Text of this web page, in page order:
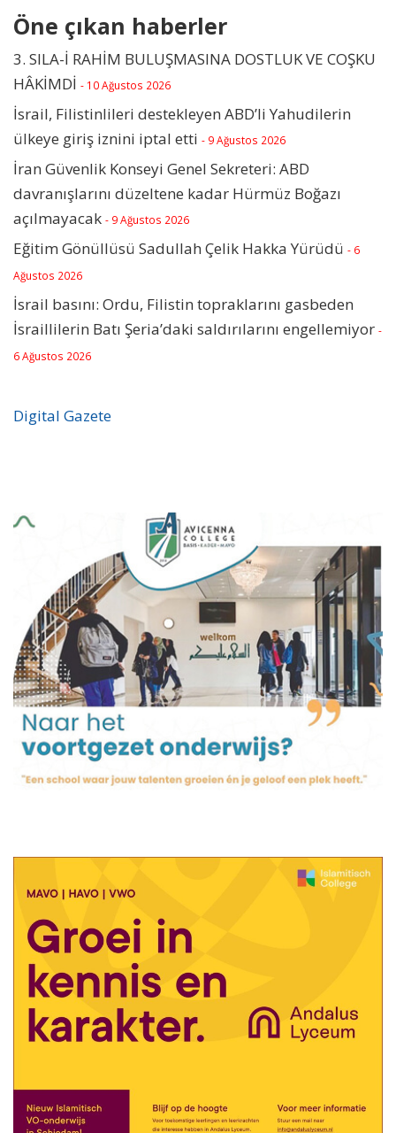
Öne çıkan haberler
3. SILA-İ RAHİM BULUŞMASINA DOSTLUK VE COŞKU
HÂKİMDİ - 10 Ağustos 2026
İsrail, Filistinlileri destekleyen ABD’li Yahudilerin
ülkeye giriş iznini iptal etti - 9 Ağustos 2026
İran Güvenlik Konseyi Genel Sekreteri: ABD
davranışlarını düzeltene kadar Hürmüz Boğazı
açılmayacak - 9 Ağustos 2026
Eğitim Gönüllüsü Sadullah Çelik Hakka Yürüdü - 6
Ağustos 2026
İsrail basını: Ordu, Filistin topraklarını gasbeden
İsraillilerin Batı Şeria’daki saldırılarını engellemiyor -
6 Ağustos 2026
Digital Gazete